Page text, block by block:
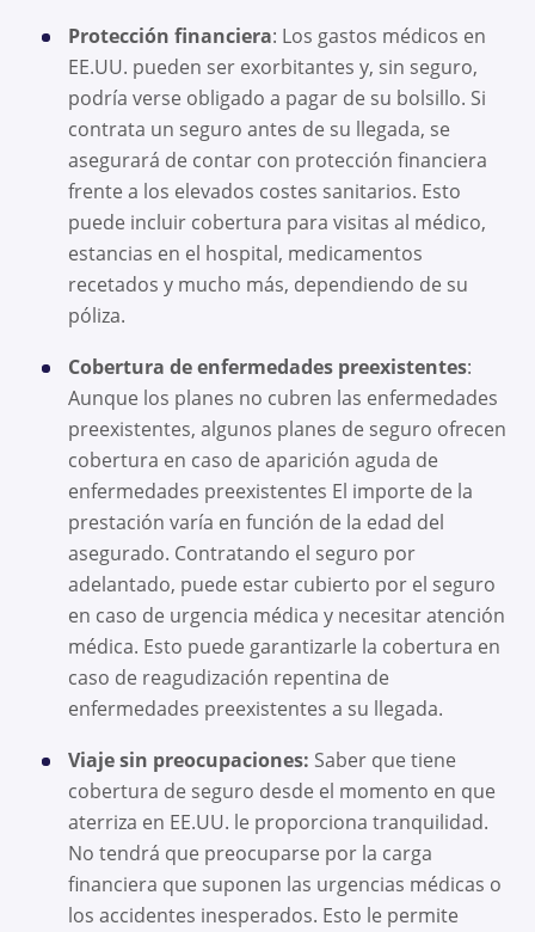
Protección financiera: Los gastos médicos en
EE.UU. pueden ser exorbitantes y, sin seguro,
podría verse obligado a pagar de su bolsillo. Si
contrata un seguro antes de su llegada, se
asegurará de contar con protección financiera
frente a los elevados costes sanitarios. Esto
puede incluir cobertura para visitas al médico,
estancias en el hospital, medicamentos
recetados y mucho más, dependiendo de su
póliza.
Cobertura de enfermedades preexistentes:
Aunque los planes no cubren las enfermedades
preexistentes, algunos planes de seguro ofrecen
cobertura en caso de aparición aguda de
enfermedades preexistentes El importe de la
prestación varía en función de la edad del
asegurado. Contratando el seguro por
adelantado, puede estar cubierto por el seguro
en caso de urgencia médica y necesitar atención
médica. Esto puede garantizarle la cobertura en
caso de reagudización repentina de
enfermedades preexistentes a su llegada.
Viaje sin preocupaciones: Saber que tiene
cobertura de seguro desde el momento en que
aterriza en EE.UU. le proporciona tranquilidad.
No tendrá que preocuparse por la carga
financiera que suponen las urgencias médicas o
los accidentes inesperados. Esto le permite